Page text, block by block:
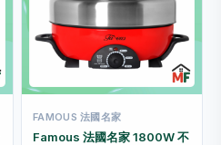
FAMOUS 法國名家
Famous 法國名家 1800W 不